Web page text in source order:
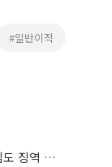
#일반이적
‘채상병 순직 책임’ 임성근 전 사단장, 항소심도 징역 3년